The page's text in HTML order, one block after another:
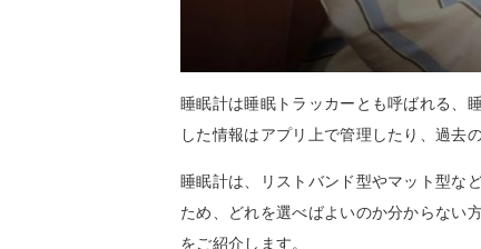
睡眠計は睡眠トラッカーとも呼ばれる、
した情報はアプリ上で管理したり、過去
睡眠計は、リストバンド型やマット型な
ため、どれを選べばよいのか分からない
をご紹介します。